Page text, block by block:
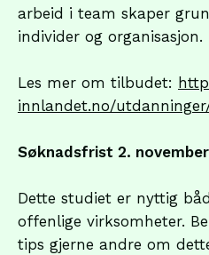
arbeid i team skaper
individer og organisasjon.
Les mer om tilbudet:
innlandet.no/
Søknadsfrist 2.
Dette studiet er nyttig
offenlige virksomheter.
tips gjerne andre om